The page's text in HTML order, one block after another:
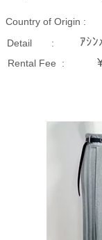
Country of Origin :
Detail : ｱｼﾝ
Rental Fee :